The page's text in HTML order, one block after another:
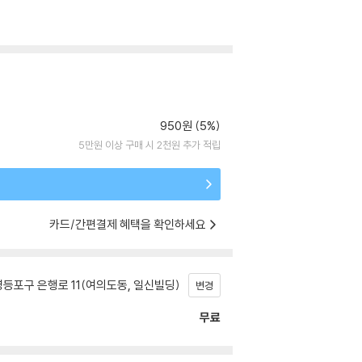
950원 (5%)
5만원 이상 구매 시 2천원 추가 적립
카드/간편결제 혜택을 확인하세요
포구 은행로 11(여의도동, 일신빌딩) 변경
무료